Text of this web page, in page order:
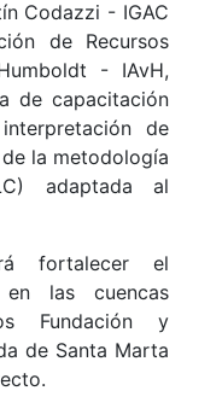
Codazzi - IGAC
de Recursos
- IAvH,
de capacitación
de
la metodología
adaptada al
fortalecer el
las cuencas
Fundación y
de Santa Marta